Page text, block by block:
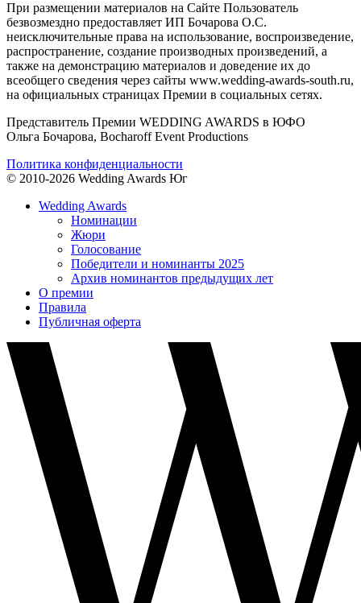
При размещении материалов на Сайте Пользователь
безвозмездно предоставляет ИП Бочарова О.С.
неисключительные права на использование, воспроизведение,
распространение, создание производных произведений, а
также на демонстрацию материалов и доведение их до
всеобщего сведения через сайты www.wedding-awards-south.ru,
на официальных страницах Премии в социальных сетях.
Представитель Премии WEDDING AWARDS в ЮФО
Ольга Бочарова, Bocharoff Event Productions
Политика конфиденциальности
© 2010-2026 Wedding Awards Юг
Wedding Awards
Номинации
Жюри
Голосование
Победители и номинанты 2025
Архив номинантов предыдущих лет
О премии
Правила
Публичная оферта